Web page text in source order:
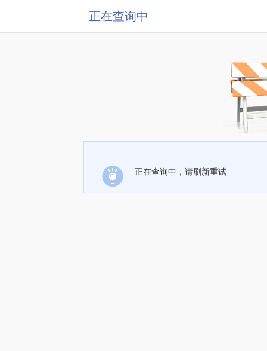
正在查询中
正在查询中，请刷新重试